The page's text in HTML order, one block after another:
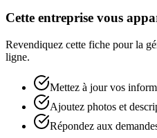
Cette entreprise vous
Revendiquez cette fiche pour la
ligne.
Mettez à jour vos
Ajoutez photos et
Répondez aux